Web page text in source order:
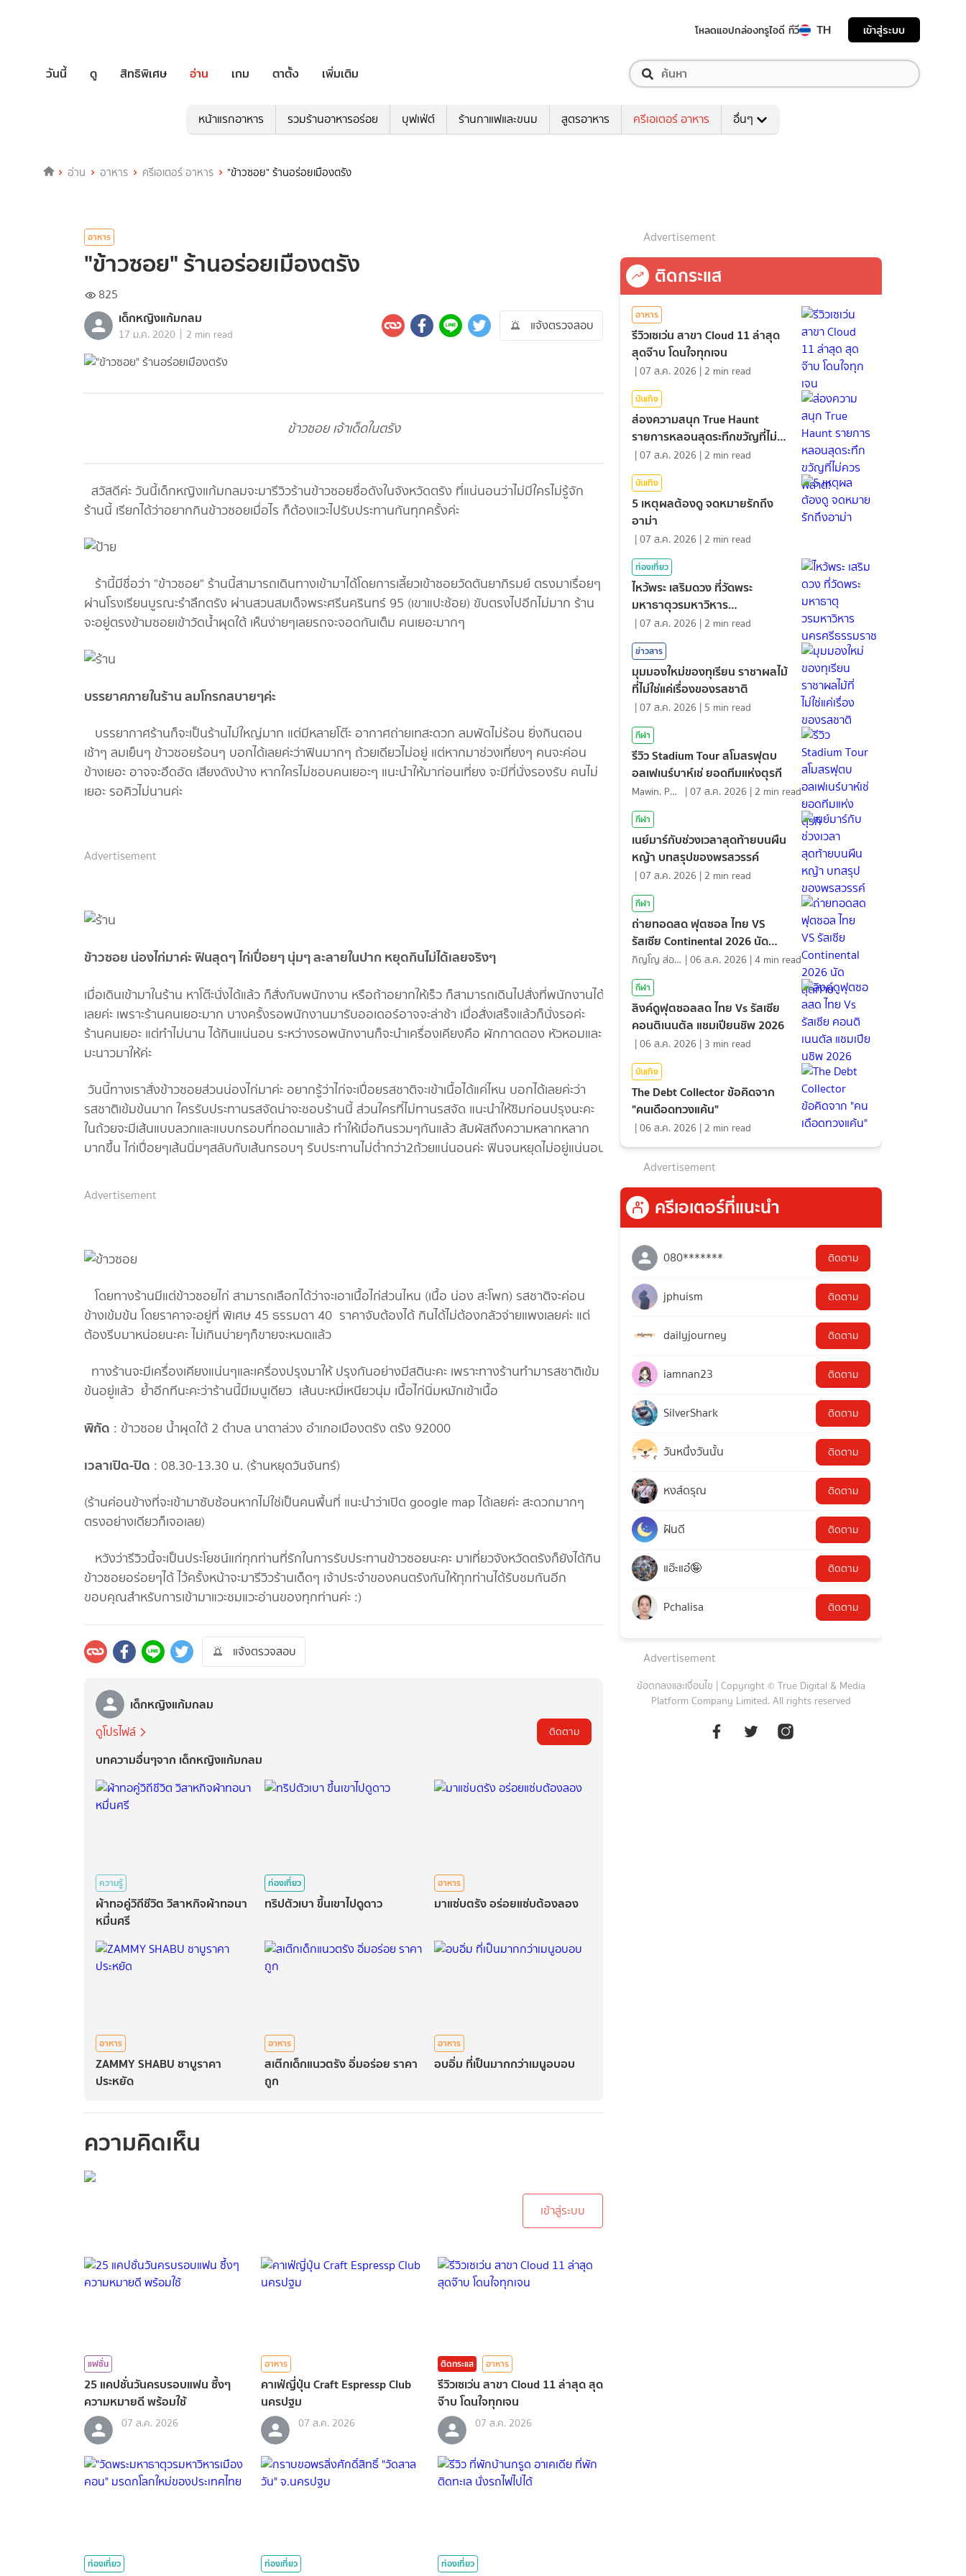
โหลดแอปกล่องทรูไอดี ทีวี TH เข้าสู่ระบบ
วันนี้ ดู สิทธิพิเศษ อ่าน เกม ตาตั้ง เพิ่มเติม
หน้าแรกอาหาร รวมร้านอาหารอร่อย บุฟเฟ่ต์ ร้านกาแฟและขนม สูตรอาหาร ครีเอเตอร์ อาหาร อื่นๆ
อ่าน อาหาร ครีเอเตอร์ อาหาร "ข้าวซอย" ร้านอร่อยเมืองตรัง
อาหาร
"ข้าวซอย" ร้านอร่อยเมืองตรัง
825
เด็กหญิงแก้มกลม
17 ม.ค. 2020 | 2 min read
แจ้งตรวจสอบ
ข้าวซอย เจ้าเด็ดในตรัง
สวัสดีค่ะ วันนี้เด็กหญิงแก้มกลมจะมารีวิวร้านข้าวซอยชื่อดังในจังหวัดตรัง ที่แน่นอนว่าไม่มีใครไม่รู้จัก
ร้านนี้ เรียกได้ว่าอยากกินข้าวซอยเมื่อไร ก็ต้องแวะไปรับประทานกันทุกครั้งค่ะ
ร้านี้มีชื่อว่า "ข้าวซอย" ร้านนี้สามารถเดินทางเข้ามาได้โดยการเลี้ยวเข้าซอยวัดตันยาภิรมย์ ตรงมาเรื่อยๆ
ผ่านโรงเรียนบูรณะรำลึกตรัง ผ่านสวนสมเด็จพระศรีนครินทร์ 95 (เขาแปะช้อย) ขับตรงไปอีกไม่มาก ร้าน
จะอยู่ตรงข้ามซอยเข้าวัดน้ำผุดใต้ เห็นง่ายๆเลยรถจะจอดกันเต็ม คนเยอะมากๆ
บรรยาศภายในร้าน ลมโกรกสบายๆค่ะ
บรรยากาศร้านก็จะเป็นร้านไม่ใหญ่มาก แต่มีหลายโต๊ะ อากาศถ่ายเทสะดวก ลมพัดไม่ร้อน ยิ่งกินตอน
เช้าๆ ลมเย็นๆ ข้าวซอยร้อนๆ บอกได้เลยค่ะว่าฟินมากๆ ถ้วยเดียวไม่อยู่ แต่หากมาช่วงเที่ยงๆ คนจะค่อน
ข้างเยอะ อาจจะอึดอัด เสียงดังบ้าง หากใครไม่ชอบคนเยอะๆ แนะนำให้มาก่อนเที่ยง จะมีที่นั่งรองรับ คนไม่
เยอะ รอคิวไม่นานค่ะ
Advertisement
ข้าวซอย น่องไก่มาค่ะ ฟินสุดๆ ไก่เปื่อยๆ นุ่มๆ ละลายในปาก หยุดกินไม่ได้เลยจริงๆ
เมื่อเดินเข้ามาในร้าน หาโต๊ะนั่งได้แล้ว ก็สั่งกับพนักงาน หรือถ้าอยากให้เร็ว ก็สามารถเดินไปสั่งที่พนักงานได้
เลยค่ะ เพราะร้านคนเยอะมาก บางครั้งรอพนักงานมารับออเดอร์อาจจะล่าช้า เมื่อสั่งเสร็จแล้วก็นั่งรอค่ะ
ร้านคนเยอะ แต่ทำไม่นาน ได้กินแน่นอน ระหว่างรอพนักงานก็จะนำเครื่องเคียงคือ ผักกาดดอง หัวหอมและ
มะนาวมาให้ค่ะ
วันนี้ทางเราสั่งข้าวซอยส่วนน่องไก่มาค่ะ อยากรู้ว่าไก่จะเปื่อยรสชาติจะเข้าเนื้อได้แค่ไหน บอกได้เลยค่ะว่า
รสชาติเข้มข้นมาก ใครรับประทานรสจัดน่าจะชอบร้านนี้ ส่วนใครที่ไม่ทานรสจัด แนะนำให้ชิมก่อนปรุงนะคะ
ในถ้วยจะมีเส้นแบบลวกและแบบกรอบที่ทอดมาแล้ว ทำให้เมื่อกินรวมๆกันแล้ว สัมผัสถึงความหลากหลาก
มากขึ้น ไก่เปื่อยๆเส้นนิ่มๆสลับกับเส้นกรอบๆ รับประทานไม่ต่ำกว่า2ถ้วยแน่นอนค่ะ ฟินจนหยุดไม่อยู่แน่นอน
Advertisement
โดยทางร้านมีแต่ข้าวซอยไก่ สามารถเลือกได้ว่าจะเอาเนื้อไก่ส่วนไหน (เนื้อ น่อง สะโพก) รสชาติจะค่อน
ข้างเข้มข้น โดยราคาจะอยู่ที่ พิเศษ 45 ธรรมดา 40 ราคาจับต้องได้ กินได้ไม่ต้องกลัวจ่ายแพงเลยค่ะ แต่
ต้องรีบมาหน่อยนะคะ ไม่เกินบ่ายๆก็ขายจะหมดแล้ว
ทางร้านจะมีเครื่องเคียงแน่นๆและเครื่องปรุงมาให้ ปรุงกันอย่างมีสตินะคะ เพราะทางร้านทำมารสชาติเข้ม
ข้นอยู่แล้ว ย้ำอีกทีนะคะว่าร้านนี้มีเมนูเดียว เส้นบะหมี่เหนียวนุ่ม เนื้อไก่นิ่มหมักเข้าเนื้อ
พิกัด : ข้าวซอย น้ำผุดใต้ 2 ตำบล นาตาล่วง อำเภอเมืองตรัง ตรัง 92000
เวลาเปิด-ปิด : 08.30-13.30 น. (ร้านหยุดวันจันทร์)
(ร้านค่อนข้างที่จะเข้ามาซับซ้อนหากไม่ใช่เป็นคนพื้นที่ แนะนำว่าเปิด google map ได้เลยค่ะ สะดวกมากๆ
ตรงอย่างเดียวก็เจอเลย)
หวังว่ารีวิวนี้จะเป็นประโยชน์แก่ทุกท่านที่รักในการรับประทานข้าวซอยนะคะ มาเที่ยวจังหวัดตรังก็ยังได้กิน
ข้าวซอยอร่อยๆได้ ไว้ครั้งหน้าจะมารีวิวร้านเด็ดๆ เจ้าประจำของคนตรังกันให้ทุกท่านได้รับชมกันอีก
ขอบคุณสำหรับการเข้ามาแวะชมแวะอ่านของทุกท่านค่ะ :)
แจ้งตรวจสอบ
เด็กหญิงแก้มกลม
ดูโปรไฟล์ ติดตาม
บทความอื่นๆจาก เด็กหญิงแก้มกลม
ความรู้
ผ้าทอคู่วิถีชีวิต วิสาหกิจผ้าทอนา
หมื่นศรี
ท่องเที่ยว
ทริปตัวเบา ขึ้นเขาไปดูดาว
อาหาร
มาแซ่บตรัง อร่อยแซ่บต้องลอง
อาหาร
ZAMMY SHABU ชาบูราคา
ประหยัด
อาหาร
สเต๊กเด็กแนวตรัง อิ่มอร่อย ราคา
ถูก
อาหาร
อบอิ่ม ที่เป็นมากกว่าเมนูอบอบ
ความคิดเห็น
เข้าสู่ระบบ
แฟชั่น
25 แคปชั่นวันครบรอบแฟน ซึ้งๆ
ความหมายดี พร้อมใช้
07 ส.ค. 2026
อาหาร
คาเฟ่ญี่ปุ่น Craft Espressp Club
นครปฐม
07 ส.ค. 2026
ติดกระแส อาหาร
รีวิวเซเว่น สาขา Cloud 11 ล่าสุด สุด
จ๊าบ โดนใจทุกเจน
07 ส.ค. 2026
ท่องเที่ยว ท่องเที่ยว ท่องเที่ยว
Advertisement
ติดกระแส
อาหาร
รีวิวเซเว่น สาขา Cloud 11 ล่าสุด
สุดจ๊าบ โดนใจทุกเจน
|07 ส.ค. 2026 | 2 min read
บันเทิง
ส่องความสนุก True Haunt
รายการหลอนสุดระทึกขวัญที่ไม่
ควรพลาด!
|07 ส.ค. 2026 | 2 min read
บันเทิง
5 เหตุผลต้องดู จดหมายรักถึง
อาม่า
|07 ส.ค. 2026 | 2 min read
ท่องเที่ยว
ไหว้พระ เสริมดวง ที่วัดพระ
มหาธาตุวรมหาวิหาร
นครศรีธรรมราช
|07 ส.ค. 2026 | 2 min read
ข่าวสาร
มุมมองใหม่ของทุเรียน ราชาผลไม้
ที่ไม่ใช่แค่เรื่องของรสชาติ
|07 ส.ค. 2026 | 5 min read
กีฬา
รีวิว Stadium Tour สโมสรฟุตบ
อลเฟเนร์บาห์เช่ ยอดทีมแห่งตุรกี
Mawin. Pongsuttiyakorn |07 ส.ค. 2026 | 2 min read
กีฬา
เนย์มาร์กับช่วงเวลาสุดท้ายบนผืน
หญ้า บทสรุปของพรสวรรค์
|07 ส.ค. 2026 | 2 min read
กีฬา
ถ่ายทอดสด ฟุตซอล ไทย VS
รัสเซีย Continental 2026 นัด
สุดท้าย ภิญโญ ส่องแสง |06 ส.ค. 2026 |4 min read
กีฬา
ลิงค์ดูฟุตซอลสด ไทย Vs รัสเซีย
คอนติเนนตัล แชมเปียนชิพ 2026
|06 ส.ค. 2026 | 3 min read
บันเทิง
The Debt Collector ข้อคิดจาก
"คนเดือดทวงแค้น"
|06 ส.ค. 2026 | 2 min read
Advertisement
ครีเอเตอร์ที่แนะนำ
080******* ติดตาม
jphuism ติดตาม
dailyjourney ติดตาม
iamnan23 ติดตาม
SilverShark ติดตาม
วันหนึ่งวันนั้น ติดตาม
หงส์ดรุณ ติดตาม
ฝันดี ติดตาม
แอ๊ะแอ๋🤪 ติดตาม
Pchalisa ติดตาม
Advertisement
ข้อตกลงและเงื่อนไข | Copyright © True Digital & Media
Platform Company Limited. All rights reserved